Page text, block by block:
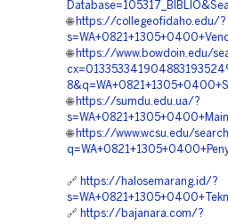
🌐 https://collegeofidaho.edu/?
🌐 https://www.bowdoin.edu/
🌐 https://sumdu.edu.ua/?
🌐 https://www.wcsu.edu/
🔗 https://halosemarang.id/?
🔗 https://bajanara.com/?